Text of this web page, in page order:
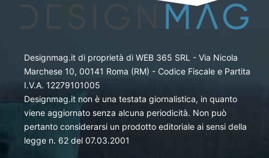
Designmag.it di proprietà di WEB 365 SRL - Via Nicola
Marchese 10, 00141 Roma (RM) - Codice Fiscale e Partita
I.V.A. 12279101005
Designmag.it non è una testata giornalistica, in quanto
viene aggiornato senza alcuna periodicità. Non può
pertanto considerarsi un prodotto editoriale ai sensi della
legge n. 62 del 07.03.2001